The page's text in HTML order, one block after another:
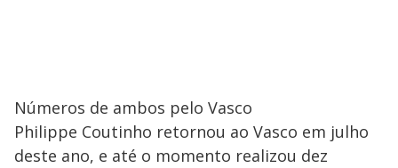
Números de ambos pelo Vasco
Philippe Coutinho retornou ao Vasco em julho
deste ano, e até o momento realizou dez